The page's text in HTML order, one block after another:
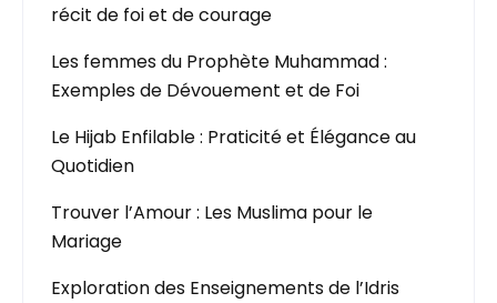
récit de foi et de courage
Les femmes du Prophète Muhammad :
Exemples de Dévouement et de Foi
Le Hijab Enfilable : Praticité et Élégance au
Quotidien
Trouver l’Amour : Les Muslima pour le
Mariage
Exploration des Enseignements de l’Idris